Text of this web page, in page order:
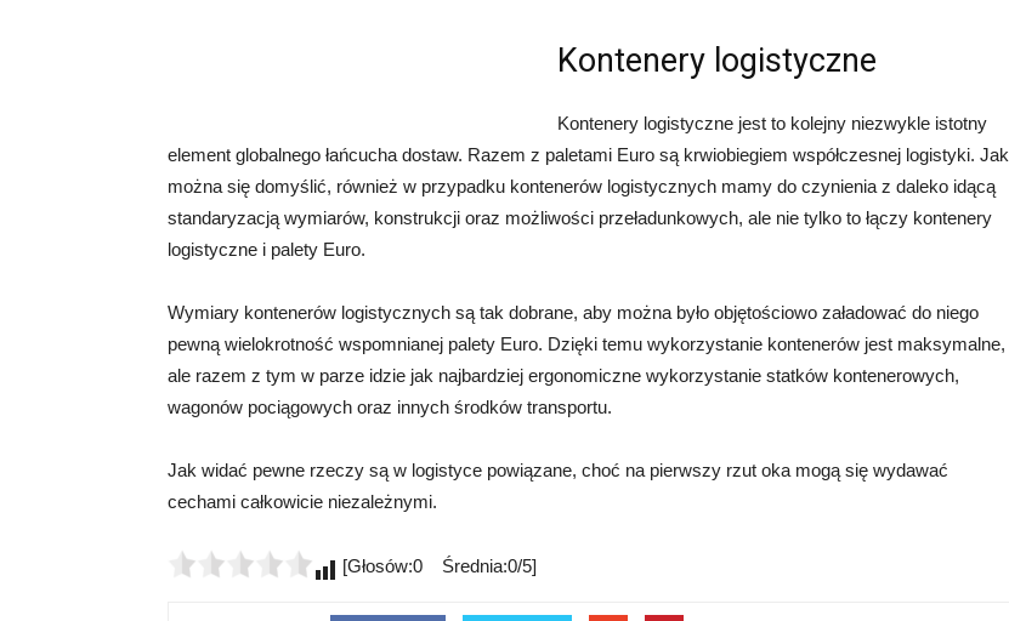
Kontenery logistyczne
Kontenery logistyczne jest to kolejny niezwykle istotny
element globalnego łańcucha dostaw. Razem z paletami Euro są krwiobiegiem współczesnej logistyki. Jak
można się domyślić, również w przypadku kontenerów logistycznych mamy do czynienia z daleko idącą
standaryzacją wymiarów, konstrukcji oraz możliwości przeładunkowych, ale nie tylko to łączy kontenery
logistyczne i palety Euro.
Wymiary kontenerów logistycznych są tak dobrane, aby można było objętościowo załadować do niego
pewną wielokrotność wspomnianej palety Euro. Dzięki temu wykorzystanie kontenerów jest maksymalne,
ale razem z tym w parze idzie jak najbardziej ergonomiczne wykorzystanie statków kontenerowych,
wagonów pociągowych oraz innych środków transportu.
Jak widać pewne rzeczy są w logistyce powiązane, choć na pierwszy rzut oka mogą się wydawać
cechami całkowicie niezależnymi.
[Głosów:0 Średnia:0/5]